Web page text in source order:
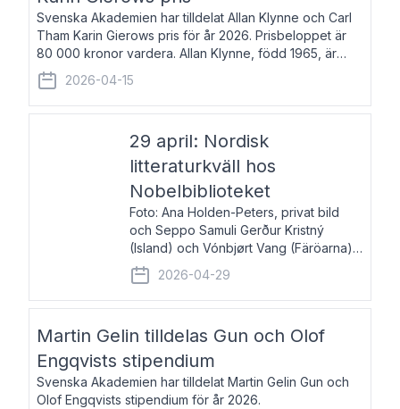
Svenska Akademien har tilldelat Allan Klynne och Carl
Tham Karin Gierows pris för år 2026. Prisbeloppet är
80 000 kronor vardera. Allan Klynne, född 1965, är
arkeolog, författare, översättare och fil.dr i antikens
kultur och samhällsliv. Ut
2026-04-15
29 april: Nordisk
litteraturkväll hos
Nobelbiblioteket
Foto: Ana Holden-Peters, privat bild
och Seppo Samuli Gerður Kristný
(Island) och Vónbjørt Vang (Färöarna)
läser ur sina verk och samtalar med
John Swedenmark. De läser upp på
färöiska, isländska och svenska och
2026-04-29
Martin Gelin tilldelas Gun och Olof
Engqvists stipendium
Svenska Akademien har tilldelat Martin Gelin Gun och
Olof Engqvists stipendium för år 2026.